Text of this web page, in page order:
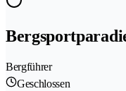
Bergführer
Geschlossen